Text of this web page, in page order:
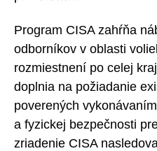
Program CISA zahŕňa
odborníkov v oblasti
rozmiestnení po celej
doplnia na požiadanie
poverených
a fyzickej bezpečnosti
zriadenie CISA